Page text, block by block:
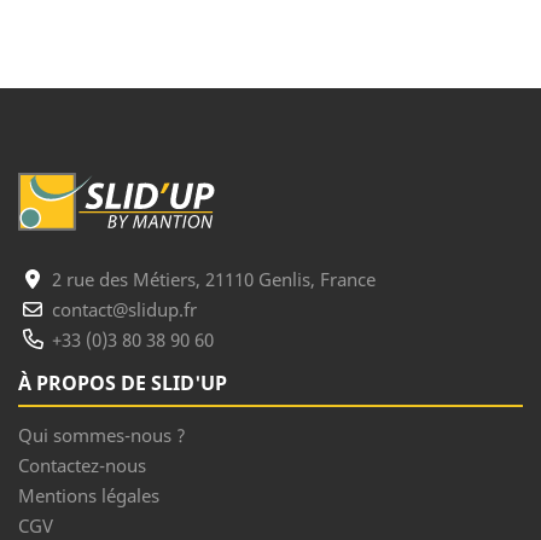
2 rue des Métiers, 21110 Genlis, France
contact@slidup.fr
+33 (0)3 80 38 90 60
À PROPOS DE SLID'UP
Qui sommes-nous ?
Contactez-nous
Mentions légales
CGV